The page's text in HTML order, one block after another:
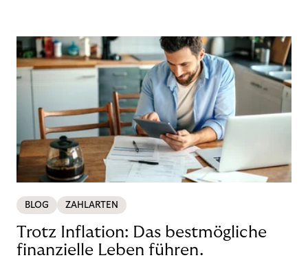
BLOG ZAHLARTEN
Trotz Inflation: Das bestmögliche
finanzielle Leben führen.